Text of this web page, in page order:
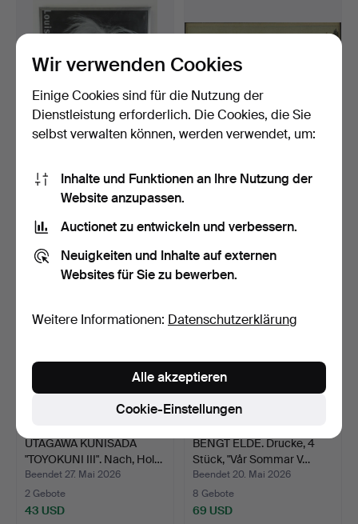
ANDY WARHOL. NACH.
Ausstellungsplakat, "An…
Beendet 27. Mai 2026
1 Gebot
OKÄND KONSTNÄR. Stich,
Darstellung von Pom…
2 Gebote
UTAGAWA KUNISADA
"TOYOKUNI III". Nach, Hol…
Beendet 27. Mai 2026
2 Gebote
43 USD
BENGT ELDE. Drucke, 4
Stück, "Vår Sommar V…
Beendet 20. Mai 2026
8 Gebote
69 USD
Wir verwenden Cookies
Einige Cookies sind für die Nutzung der
Dienstleistung erforderlich. Die Cookies, die Sie
selbst verwalten können, werden verwendet, um:
Inhalte und Funktionen an Ihre Nutzung der
Website anzupassen.
Auctionet zu entwickeln und verbessern.
Neuigkeiten und Inhalte auf externen
Websites für Sie zu bewerben.
Weitere Informationen: Datenschutzerklärung
Cookie-Einstellungen
Alle akzeptieren